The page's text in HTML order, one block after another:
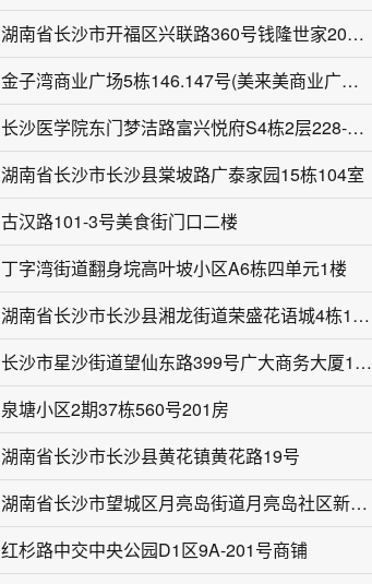
湖南省长沙市开福区兴联路360号钱隆世家20栋4层
金子湾商业广场5栋146.147号(美来美商业广场对面)
长沙医学院东门梦洁路富兴悦府S4栋2层228-229号
湖南省长沙市长沙县棠坡路广泰家园15栋104室
古汉路101-3号美食街门口二楼
丁字湾街道翻身垸高叶坡小区A6栋四单元1楼
湖南省长沙市长沙县湘龙街道荣盛花语城4栋101号商铺
长沙市星沙街道望仙东路399号广大商务大厦1224
泉塘小区2期37栋560号201房
湖南省长沙市长沙县黄花镇黄花路19号
湖南省长沙市望城区月亮岛街道月亮岛社区新月小区A07栋二楼
红杉路中交中央公园D1区9A-201号商铺